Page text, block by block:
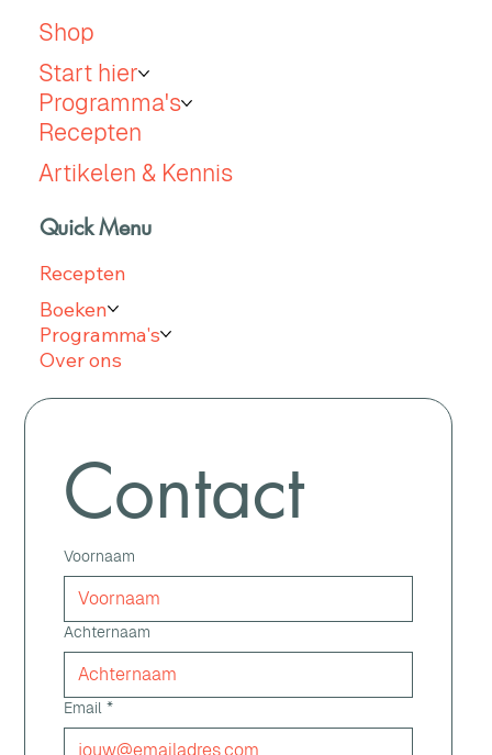
Shop
Start hier
Programma's
Recepten
Artikelen & Kennis
Quick Menu
Recepten
Boeken
Programma's
Over ons
Contact
Voornaam
Achternaam
Email *